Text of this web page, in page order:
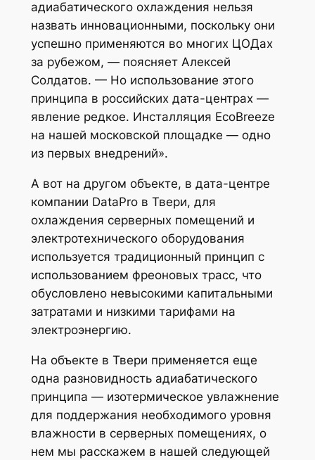
адиабатического охлаждения нельзя
назвать инновационными, поскольку они
успешно применяются во многих ЦОДах
за рубежом, — поясняет Алексей
Солдатов. — Но использование этого
принципа в российских дата-центрах —
явление редкое. Инсталляция EcoBreeze
на нашей московской площадке — одно
из первых внедрений».
А вот на другом объекте, в дата-центре
компании DataPro в Твери, для
охлаждения серверных помещений и
электротехнического оборудования
используется традиционный принцип с
использованием фреоновых трасс, что
обусловлено невысокими капитальными
затратами и низкими тарифами на
электроэнергию.
На объекте в Твери применяется еще
одна разновидность адиабатического
принципа — изотермическое увлажнение
для поддержания необходимого уровня
влажности в серверных помещениях, о
нем мы расскажем в нашей следующей